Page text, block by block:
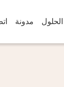
الحلول مدونة